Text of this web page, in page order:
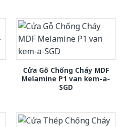
Cửa Gỗ Chống Cháy MDF
Melamine P1 van kem-a-
SGD